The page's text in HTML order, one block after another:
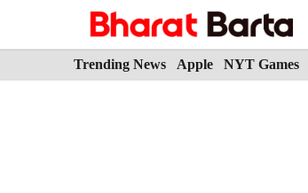
Trending News Apple NYT Games